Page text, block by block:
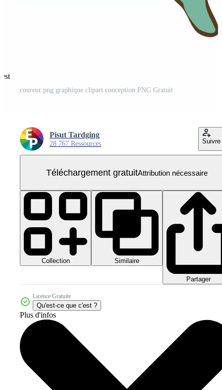
coureur png graphique clipart conception PNG Gratuit
Pisut Tardging
28 767 Ressources Suivre
Téléchargement gratuitAttribution nécessaire
Collection Similaire
Partager
Licence Gratuite
Qu'est-ce que c'est ?
Plus d'infos